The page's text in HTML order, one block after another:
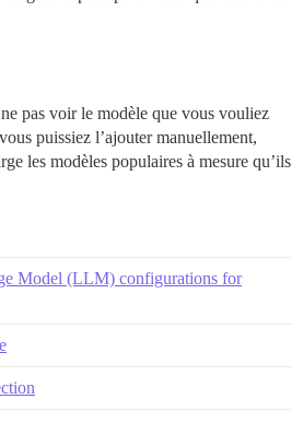
pas voir le modèle que vous vouliez
puissiez l’ajouter manuellement,
les modèles populaires à mesure qu’ils
Model (LLM) configurations for